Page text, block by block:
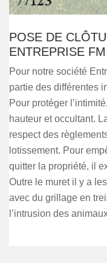
POSE DE
ENTREPRISE FM
Pour notre société
partie des différentes
Pour protéger
hauteur et occultant.
respect des
lotissement. Pour
quitter la propriété, il
Outre le muret il y a
avec du grillage en
l’intrusion des